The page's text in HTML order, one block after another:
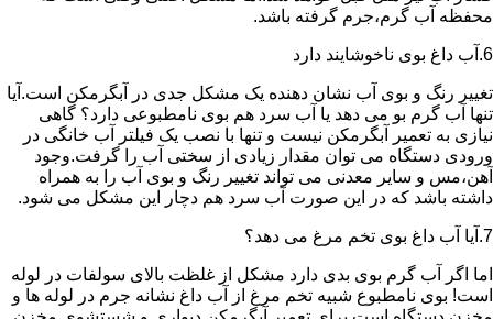
محفظه آب گرم،جرم گرفته باشد.
6.آب داغ بوی ناخوشایند دارد
تغییر رنگ و بوی آب نشان دهنده یک مشکل جدی در آبگرمکن است.آیا
تنها آب گرم بو می دهد یا آب سرد هم بوی نامطبوعی دارد؟ گاهی
نیازی به تعمیر آبگرمکن نیست و تنها با نصب یک فیلتر آب خانگی در
ورودی دستگاه می توان مقدار زیادی از سختی آب را گرفت.وجود
آهن،مس و سایر معدنی می تواند تغییر رنگ و بوی آب را به همراه
داشته باشد که در این صورت آب سرد هم دچار این مشکل می شود.
7.آیا آب داغ بوی تخم مرغ می دهد؟
اما اگر آب گرم بوی بدی دارد مشکل از غلظت بالای سولفات در لوله
است! بوی نامطبوع شبیه تخم مرغ از آب داغ نشانه جرم در لوله ها و